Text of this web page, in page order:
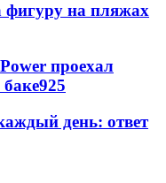
фигуру на пляжах
проехал
925
день: ответ